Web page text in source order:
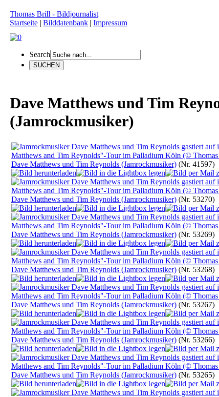
Thomas Brill - Bildjournalist
Startseite | Bilddatenbank | Impressum
Search
Dave Matthews und Tim
(Jamrockmusiker)
Dave Matthews und Tim Reynolds (Jamrockmusiker) (Nr. 41597)
Dave Matthews und Tim Reynolds (Jamrockmusiker) (Nr. 53270)
Dave Matthews und Tim Reynolds (Jamrockmusiker) (Nr. 53269)
Dave Matthews und Tim Reynolds (Jamrockmusiker) (Nr. 53268)
Dave Matthews und Tim Reynolds (Jamrockmusiker) (Nr. 53267)
Dave Matthews und Tim Reynolds (Jamrockmusiker) (Nr. 53266)
Dave Matthews und Tim Reynolds (Jamrockmusiker) (Nr. 53265)